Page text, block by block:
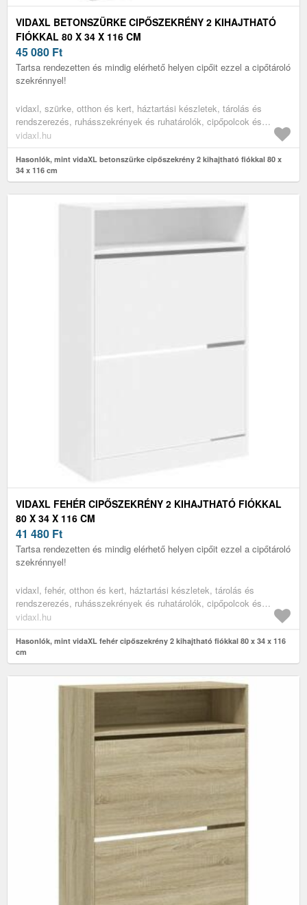
VIDAXL BETONSZÜRKE CIPŐSZEKRÉNY 2 KIHAJTHATÓ
FIÓKKAL 80 X 34 X 116 CM
45 080 Ft
Tartsa rendezetten és mindig elérhető helyen cipőit ezzel a cipőtároló
szekrénnyel!
vidaxl, szürke, otthon és kert, háztartási készletek, tárolás és
rendszerezés, ruhásszekrények és ruhatárolók, cipőpolcok és
-állványok
vidaxl.hu
Hasonlók, mint vidaXL betonszürke cipőszekrény 2 kihajtható fiókkal 80 x
34 x 116 cm
VIDAXL FEHÉR CIPŐSZEKRÉNY 2 KIHAJTHATÓ FIÓKKAL
80 X 34 X 116 CM
41 480 Ft
Tartsa rendezetten és mindig elérhető helyen cipőit ezzel a cipőtároló
szekrénnyel!
vidaxl, fehér, otthon és kert, háztartási készletek, tárolás és
rendszerezés, ruhásszekrények és ruhatárolók, cipőpolcok és
-állványok
vidaxl.hu
Hasonlók, mint vidaXL fehér cipőszekrény 2 kihajtható fiókkal 80 x 34 x 116
cm